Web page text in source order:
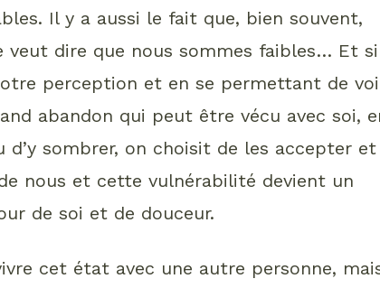
Il y a aussi le fait que, bien souvent,
veut dire que nous sommes faibles… Et si
perception et en se permettant de
abandon qui peut être vécu avec soi,
d’y sombrer, on choisit de les accepter et
nous et cette vulnérabilité devient un
de soi et de douceur.
cet état avec une autre personne,